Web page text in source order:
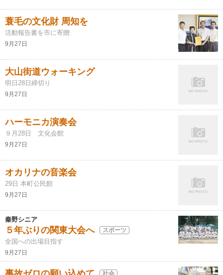
蓑毛の文化財 周知を
活動報告書を市に寄贈
9月27日
大山街道ウォーキング
明日28日締切り
9月27日
ハーモニカ演奏会
９月28日 文化会館
9月27日
オカリナの音楽会
29日 本町公民館
9月27日
秦野シニア
５年ぶりの関東大会へ スポーツ
全国への出場目指す
9月27日
社会